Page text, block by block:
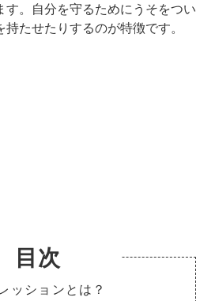
す。自分を守るためにうそをつい
たせたりするのが特徴です。
目次
ッションとは？